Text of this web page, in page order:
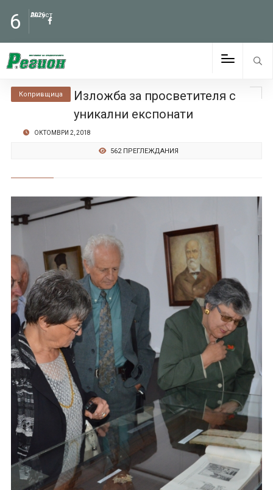
6 Август
2026
Копривщица
Изложба за просветителя с
уникални експонати
ОКТОМВРИ 2, 2018
562 ПРЕГЛЕЖДАНИЯ